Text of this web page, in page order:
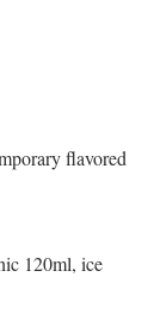
flavored
120ml, ice